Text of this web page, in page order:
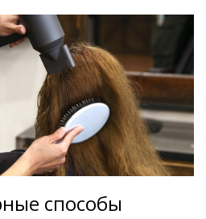
способы